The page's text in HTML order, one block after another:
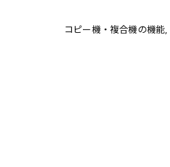
コピー機・複合機の機能